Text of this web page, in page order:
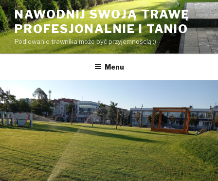
Przeskocz
do
treści
NAWODNIJ SWOJĄ TRAWĘ
PROFESJONALNIE I TANIO
Podlewanie trawnika może być przyjemnością :)
Menu